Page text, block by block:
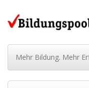
Mehr Bildung. Mehr